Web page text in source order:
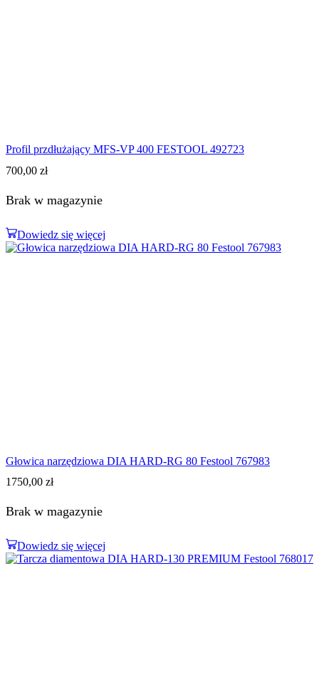
Profil przdłużający MFS-VP 400 FESTOOL 492723
700,00 zł
Brak w magazynie
Dowiedz się więcej
Głowica narzędziowa DIA HARD-RG 80 Festool 767983
1750,00 zł
Brak w magazynie
Dowiedz się więcej